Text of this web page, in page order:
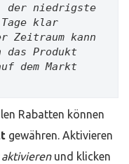
der niedrigste
klar
Zeitraum kann
das Produkt
dem Markt
Rabatten können
gewähren. Aktivieren
und klicken